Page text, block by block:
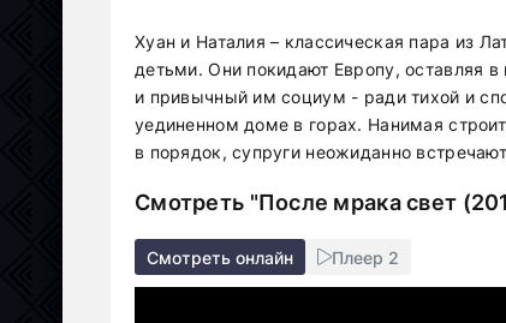
Хуан и Наталия – классическая пара из
детьми. Они покидают Европу, оставляя
и привычный им социум - ради тихой и
уединенном доме в горах. Нанимая
в порядок, супруги неожиданно
Смотреть "После мрака свет
Смотреть онлайн Плеер 2